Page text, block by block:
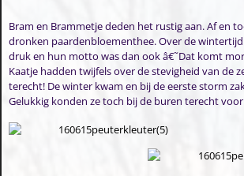
Bram en Brammetje deden het rustig aan. Af en
dronken paardenbloementhee. Over de
druk en hun motto was dan ook â€˜Dat komt
Kaatje hadden twijfels over de stevigheid van de
terecht! De winter kwam en bij de eerste storm
Gelukkig konden ze toch bij de buren terecht